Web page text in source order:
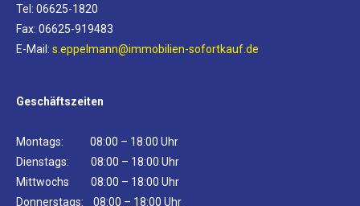
Tel: 06625-1820
Fax: 06625-919483
E-Mail: s.eppelmann@immobilien-sofortkauf.de
Geschäftszeiten
Montags: 08:00 – 18:00 Uhr
Dienstags: 08:00 – 18:00 Uhr
Mittwochs 08:00 – 18:00 Uhr
Donnerstags: 08:00 – 18:00 Uhr